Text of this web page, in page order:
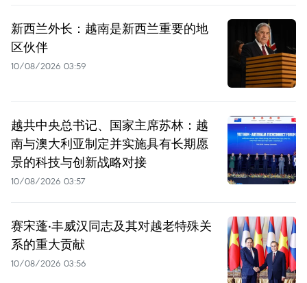
新西兰外长：越南是新西兰重要的地
区伙伴
10/08/2026 03:59
越共中央总书记、国家主席苏林：越
南与澳大利亚制定并实施具有长期愿
景的科技与创新战略对接
10/08/2026 03:57
赛宋蓬·丰威汉同志及其对越老特殊关
系的重大贡献
10/08/2026 03:56